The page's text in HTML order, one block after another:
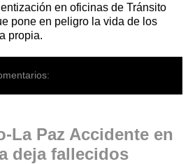
en oficinas de Tránsito
pone en peligro la vida de los
propia.
La Paz Accidente en
deja fallecidos